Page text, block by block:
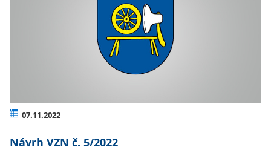
07.11.2022
Návrh VZN č. 5/2022